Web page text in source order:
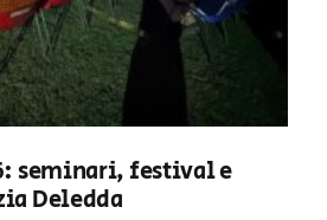
seminari, festival e
Deledda